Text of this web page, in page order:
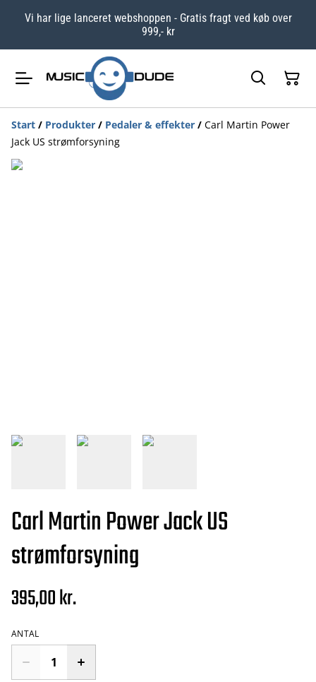
Vi har lige lanceret webshoppen - Gratis fragt ved køb over
999,- kr
Start / Produkter / Pedaler & effekter / Carl Martin Power
Jack US strømforsyning
Carl Martin Power Jack US
strømforsyning
395,00 kr.
ANTAL